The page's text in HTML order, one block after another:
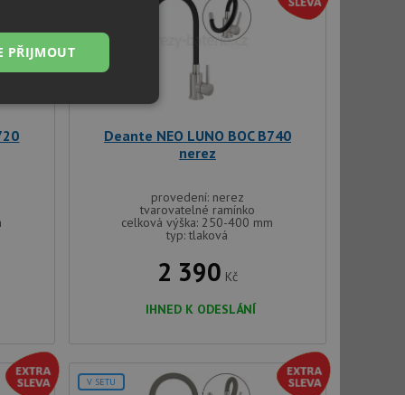
Deante NEO LUNO BOC B740
nerez
provedení: nerez
tvarovatelné ramínko
celková výška: 250-400 mm
typ: tlaková
2 390 Kč
IHNED K ODESLÁNÍ
V SETU
PŘIJMOUT
Nezařazené
účtu. Webové
zařízení, která
a zlepšila